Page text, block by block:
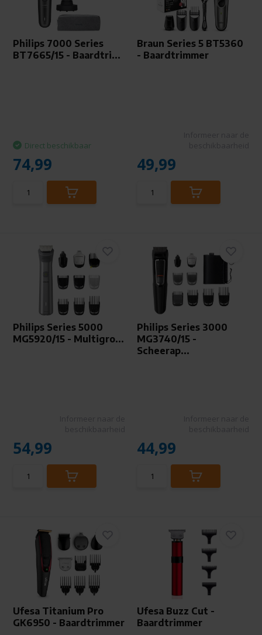
Philips 7000 Series
BT7665/15 - Baardtri...
Direct beschikbaar
74,99
Braun Series 5 BT5360
- Baardtrimmer
49,99
Philips Series 5000
MG5920/15 - Multigro...
54,99
Philips Series 3000
MG3740/15 -
Scheerap...
44,99
Ufesa Titanium Pro
GK6950 - Baardtrimmer
Ufesa Buzz Cut -
Baardtrimmer